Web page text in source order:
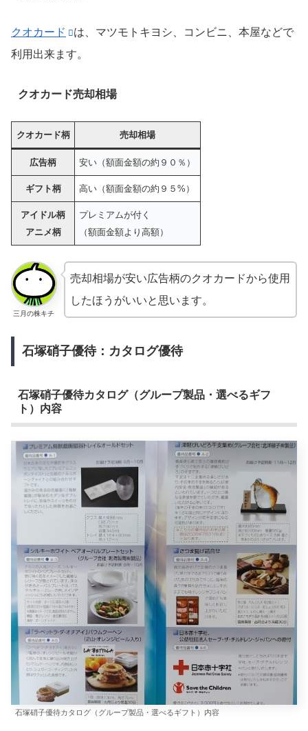
クオカード
は、マツモトキヨシ、コンビニ、本屋などで
利用出来ます。
クオカード売却相場
クオカード柄 売却相場
広告柄 安い（額面金額の約９０％）
ギフト柄 高い（額面金額の約９５%）
アイドル柄
アニメ柄
プレミアムが付く
（額面金額より高額）
三月の株キチ
売却相場が安い広告柄のクオカードから使用
したほうがいいと思います。
石塚硝子優待：カタログ優待
石塚硝子優待カタログ（グループ製品・選べるギフ
ト）内容
石塚硝子優待カタログ（グループ製品・選べるギフト）内容